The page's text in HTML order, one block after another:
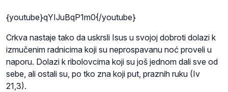
{youtube}qYIJuBqP1m0{/youtube}
Crkva nastaje tako da uskrsli Isus u svojoj dobroti dolazi k
izmučenim radnicima koji su neprospavanu noć proveli u
naporu. Dolazi k ribolovcima koji su još jednom dali sve od
sebe, ali ostali su, po tko zna koji put, praznih ruku (Iv
21,3).